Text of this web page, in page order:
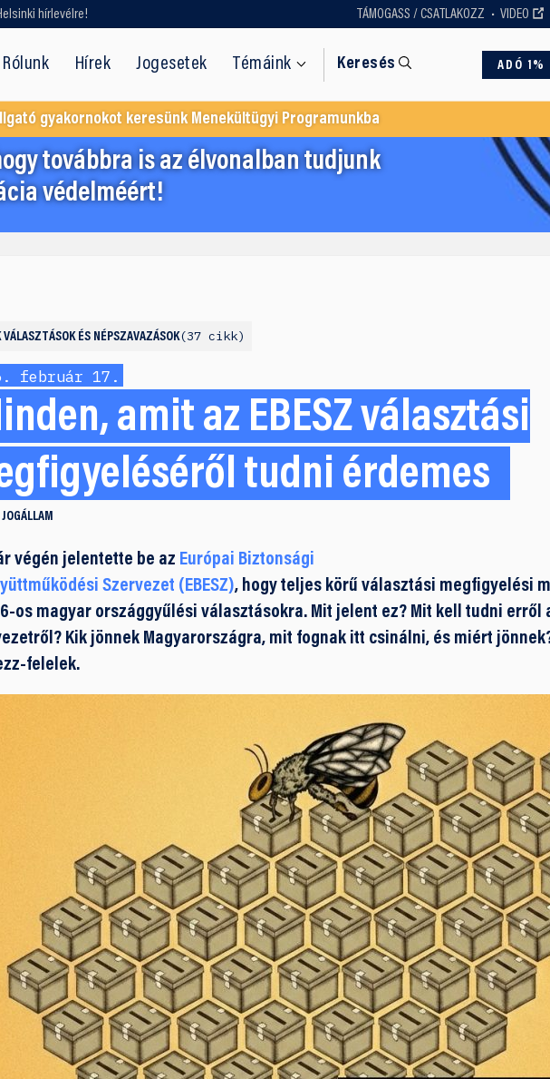
hírlevélre! TÁMOGASS / CSATLAKOZZ VIDEO
Rólunk Hírek Jogesetek Témáink Keresés ADÓ 1%
gyakornokot keresünk Menekültügyi Programunkba
továbbra is az élvonalban tudjunk
védelméért!
VÁLASZTÁSOK ÉS NÉPSZAVAZÁSOK 37 cikk
február 17.
amit az EBESZ választási
tudni érdemes
JOGÁLLAM
végén jelentette be az Európai Biztonsági
Szervezet (EBESZ), hogy teljes körű választási megfigyelési
os magyar országgyűlési választásokra. Mit jelent ez? Mit kell tudni erről
Kik jönnek Magyarországra, mit fognak itt csinálni, és miért
felelek.